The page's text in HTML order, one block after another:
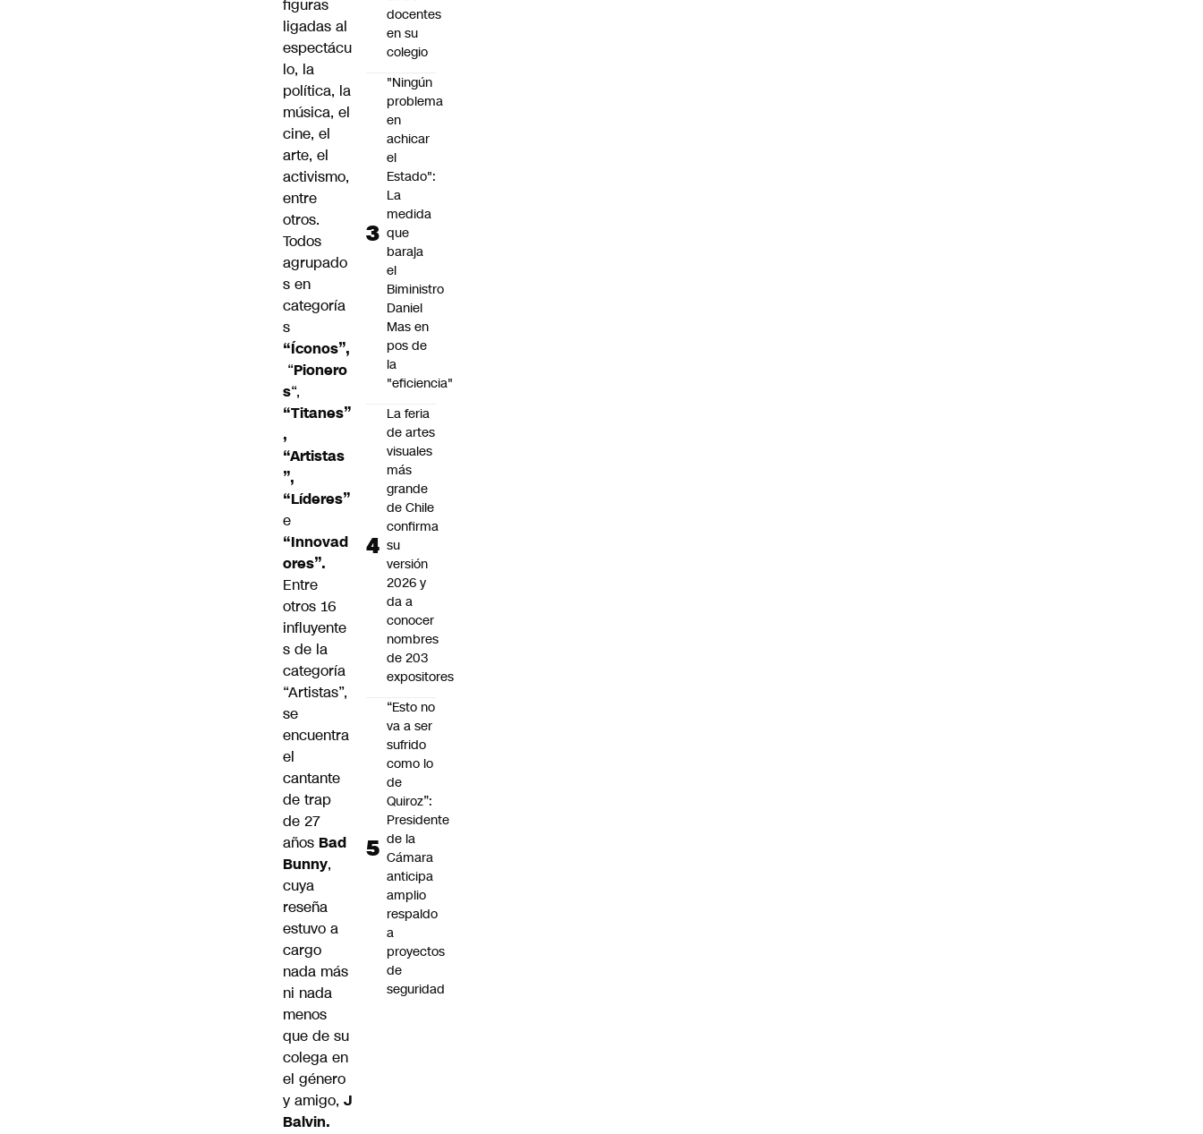
figuras
ligadas al
espectácu
lo, la
política, la
música, el
cine, el
arte, el
activismo,
entre
otros.
Todos
agrupado
s en
categoría
s
“Íconos”,
“Pionero
s“,
“Titanes”
,
“Artistas
”,
“Líderes”
e
“Innovad
ores”.
Entre
otros 16
influyente
s de la
categoría
“Artistas”,
se
encuentra
el
cantante
de trap
de 27
años Bad
Bunny,
cuya
reseña
estuvo a
cargo
nada más
ni nada
menos
que de su
colega en
el género
y amigo, J
Balvin.
docentes
en su
colegio
"Ningún
problema
en
achicar
el
Estado":
La
medida
que
baraja
el
Biministro
Daniel
Mas en
pos de
la
"eficiencia"
La feria
de artes
visuales
más
grande
de Chile
confirma
su
versión
2026 y
da a
conocer
nombres
de 203
expositores
“Esto no
va a ser
sufrido
como lo
de
Quiroz”:
Presidente
de la
Cámara
anticipa
amplio
respaldo
a
proyectos
de
seguridad